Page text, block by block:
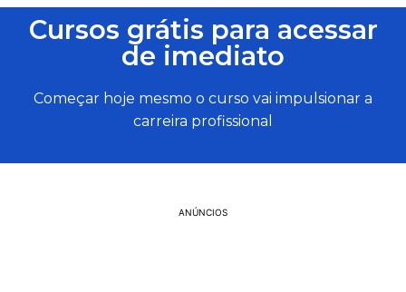
Cursos grátis para acessar
de imediato
Começar hoje mesmo o curso vai impulsionar a
carreira profissional
ANÚNCIOS